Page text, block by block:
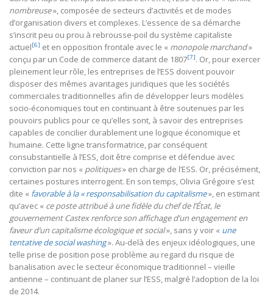
nombreuse», composée de secteurs d’activités et de modes
d’organisation divers et complexes. L’essence de sa démarche
s’inscrit peu ou prou à rebrousse-poil du système capitaliste
actuel[6] et en opposition frontale avec le « monopole marchand»
conçu par un Code de commerce datant de 1807[7]. Or, pour exercer
pleinement leur rôle, les entreprises de l’ESS doivent pouvoir
disposer des mêmes avantages juridiques que les sociétés
commerciales traditionnelles afin de développer leurs modèles
socio-économiques tout en continuant à être soutenues par les
pouvoirs publics pour ce qu’elles sont, à savoir des entreprises
capables de concilier durablement une logique économique et
humaine. Cette ligne transformatrice, par conséquent
consubstantielle à l’ESS, doit être comprise et défendue avec
conviction par nos « politiques» en charge de l’ESS. Or, précisément,
certaines postures interrogent. En son temps, Olivia Grégoire s’est
dite « favorable à la « responsabilisation du capitalisme», en estimant
qu’avec « ce poste attribué à une fidèle du chef de l’État, le
gouvernement Castex renforce son affichage d’un engagement en
faveur d’un capitalisme écologique et social», sans y voir « une
tentative de social washing». Au-delà des enjeux idéologiques, une
telle prise de position pose problème au regard du risque de
banalisation avec le secteur économique traditionnel – vieille
antienne – continuant de planer sur l’ESS, malgré l’adoption de la loi
de 2014.